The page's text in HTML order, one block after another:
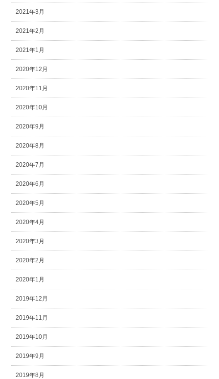
2021年3月
2021年2月
2021年1月
2020年12月
2020年11月
2020年10月
2020年9月
2020年8月
2020年7月
2020年6月
2020年5月
2020年4月
2020年3月
2020年2月
2020年1月
2019年12月
2019年11月
2019年10月
2019年9月
2019年8月